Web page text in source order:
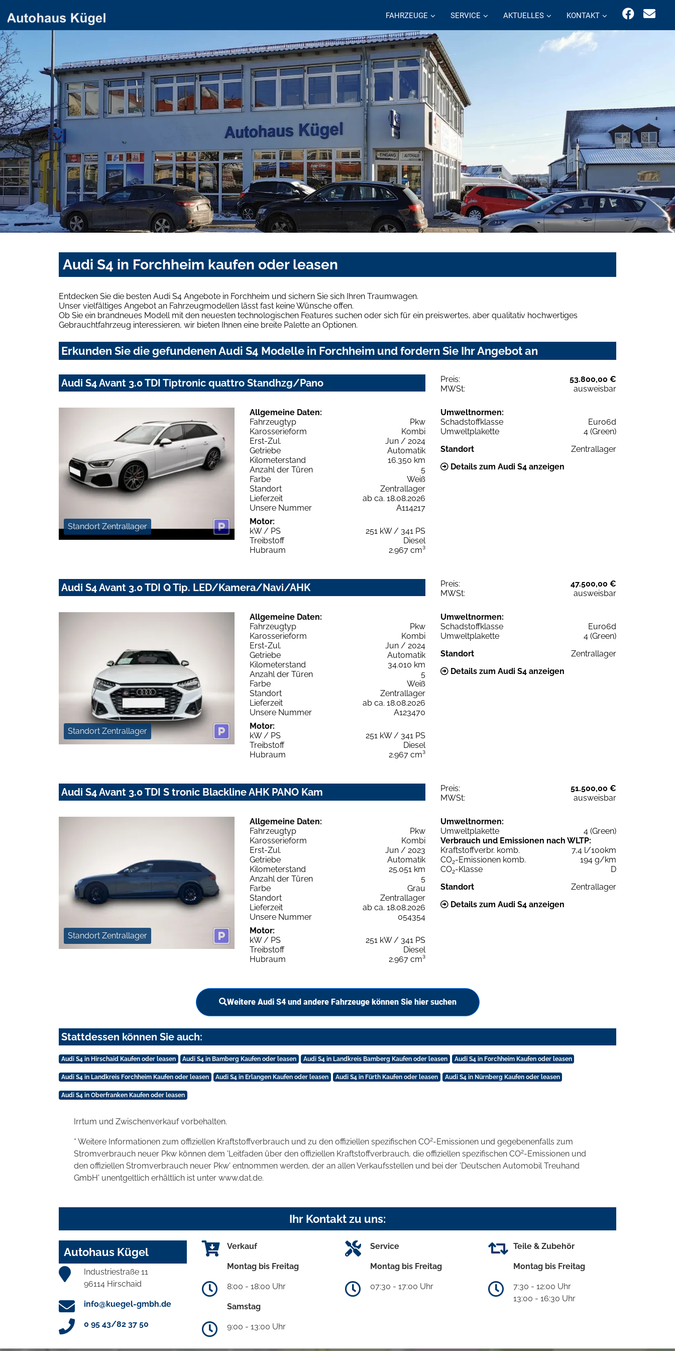
FAHRZEUGE SERVICE AKTUELLES KONTAKT
Audi S4 in Forchheim kaufen oder leasen
Entdecken Sie die besten Audi S4 Angebote in Forchheim und sichern Sie sich Ihren Traumwagen.
Unser vielfältiges Angebot an Fahrzeugmodellen lässt fast keine Wünsche offen.
Ob Sie ein brandneues Modell mit den neuesten technologischen Features suchen oder sich für ein preiswertes, aber qualitativ hochwertiges
Gebrauchtfahrzeug interessieren, wir bieten Ihnen eine breite Palette an Optionen.
Erkunden Sie die gefundenen Audi S4 Modelle in Forchheim und fordern Sie Ihr Angebot an
Audi S4 Avant 3.0 TDI Tiptronic quattro Standhzg/Pano Preis:
53.800,00 €
MWSt:
ausweisbar
Standort Zentrallager
Allgemeine Daten:
Fahrzeugtyp
Pkw
Karosserieform
Kombi
Erst-Zul.
Jun / 2024
Getriebe
Automatik
Kilometerstand
16.350 km
Anzahl der Türen
5
Farbe
Weiß
Standort
Zentrallager
Lieferzeit
ab ca. 18.08.2026
Unsere Nummer
A114217
Motor:
kW / PS
251 kW / 341 PS
Treibstoff
Diesel
Hubraum
2.967 cm³
Umweltnormen:
Schadstoffklasse
Euro6d
Umweltplakette
4 (Green)
Standort
Zentrallager
Details zum Audi S4 anzeigen
Audi S4 Avant 3.0 TDI Q Tip. LED/Kamera/Navi/AHK Preis:
47.500,00 €
MWSt:
ausweisbar
Standort Zentrallager
Allgemeine Daten:
Fahrzeugtyp
Pkw
Karosserieform
Kombi
Erst-Zul.
Jun / 2024
Getriebe
Automatik
Kilometerstand
34.010 km
Anzahl der Türen
5
Farbe
Weiß
Standort
Zentrallager
Lieferzeit
ab ca. 18.08.2026
Unsere Nummer
A123470
Motor:
kW / PS
251 kW / 341 PS
Treibstoff
Diesel
Hubraum
2.967 cm³
Umweltnormen:
Schadstoffklasse
Euro6d
Umweltplakette
4 (Green)
Standort
Zentrallager
Details zum Audi S4 anzeigen
Audi S4 Avant 3.0 TDI S tronic Blackline AHK PANO Kam Preis:
51.500,00 €
MWSt:
ausweisbar
Standort Zentrallager
Allgemeine Daten:
Fahrzeugtyp
Pkw
Karosserieform
Kombi
Erst-Zul.
Jun / 2023
Getriebe
Automatik
Kilometerstand
25.051 km
Anzahl der Türen
5
Farbe
Grau
Standort
Zentrallager
Lieferzeit
ab ca. 18.08.2026
Unsere Nummer
054354
Motor:
kW / PS
251 kW / 341 PS
Treibstoff
Diesel
Hubraum
2.967 cm³
Umweltnormen:
Umweltplakette
4 (Green)
Verbrauch und Emissionen nach WLTP:
Kraftstoffverbr. komb.
7,4 l/100km
CO2-Emissionen komb.
194 g/km
CO2-Klasse
D
Standort
Zentrallager
Details zum Audi S4 anzeigen
Weitere Audi S4 und andere Fahrzeuge können Sie hier suchen
Stattdessen können Sie auch:
Audi S4 in Hirschaid Kaufen oder leasen Audi S4 in Bamberg Kaufen oder leasen Audi S4 in Landkreis Bamberg Kaufen oder leasen Audi S4 in Forchheim Kaufen oder leasen
Audi S4 in Landkreis Forchheim Kaufen oder leasen Audi S4 in Erlangen Kaufen oder leasen Audi S4 in Fürth Kaufen oder leasen Audi S4 in Nürnberg Kaufen oder leasen
Audi S4 in Oberfranken Kaufen oder leasen
Irrtum und Zwischenverkauf vorbehalten.
* Weitere Informationen zum offiziellen Kraftstoffverbrauch und zu den offiziellen spezifischen CO2-Emissionen und gegebenenfalls zum
Stromverbrauch neuer Pkw können dem 'Leitfaden über den offiziellen Kraftstoffverbrauch, die offiziellen spezifischen CO2-Emissionen und
den offiziellen Stromverbrauch neuer Pkw' entnommen werden, der an allen Verkaufsstellen und bei der 'Deutschen Automobil Treuhand
GmbH' unentgeltlich erhältlich ist unter www.dat.de.
Ihr Kontakt zu uns:
Autohaus Kügel
Industriestraße 11
96114 Hirschaid
info@kuegel-gmbh.de
0 95 43/82 37 50
Verkauf
Montag bis Freitag
8:00 - 18:00 Uhr
Samstag
9:00 - 13:00 Uhr
Service
Montag bis Freitag
07:30 - 17:00 Uhr
Teile & Zubehör
Montag bis Freitag
7:30 - 12:00 Uhr
13:00 - 16:30 Uhr